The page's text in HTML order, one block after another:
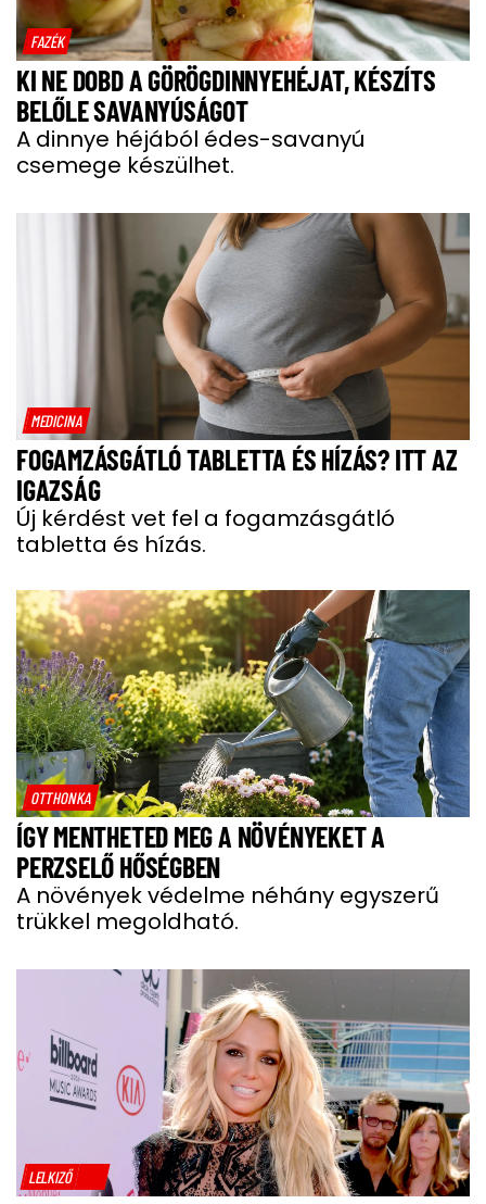
FAZÉK
KI NE DOBD A GÖRÖGDINNYEHÉJAT, KÉSZÍTS
BELŐLE SAVANYÚSÁGOT
A dinnye héjából édes-savanyú
csemege készülhet.
MEDICINA
FOGAMZÁSGÁTLÓ TABLETTA ÉS HÍZÁS? ITT AZ
IGAZSÁG
Új kérdést vet fel a fogamzásgátló
tabletta és hízás.
OTTHONKA
ÍGY MENTHETED MEG A NÖVÉNYEKET A
PERZSELŐ HŐSÉGBEN
A növények védelme néhány egyszerű
trükkel megoldható.
LELKIZŐ